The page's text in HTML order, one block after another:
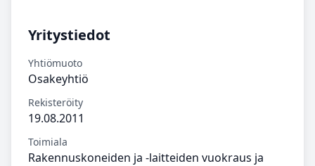
Yritystiedot
Yhtiömuoto
Osakeyhtiö
Rekisteröity
19.08.2011
Toimiala
Rakennuskoneiden ja -laitteiden vuokraus ja